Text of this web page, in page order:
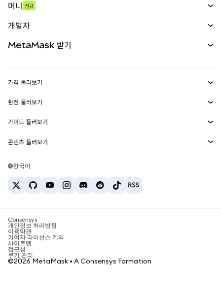
무기한 선물
실물자산
머니 신규
개발자
MetaMask Connect
Snaps
웹3 서비스
MetaMask 받기
보안
고객 지원
채용
가격 둘러보기
이더리움 가격
솔라나 가격
테더 가격
환전 둘러보기
ETH를 USD로 환전
USDT를 INR로 환전
BTC를 INR로 환전
ETH를 USDT로 환전
가이드 둘러보기
ETH 매수
USDT 매수
SHIB 매수
BNB 매수
콘텐츠 둘러보기
솔라나 지갑
암호화폐 세금 뉴스
암호화폐 매수 방법
비트코인 매도 방법
한국어
Consensys
개인정보 처리방침
이용약관
기여자 라이선스 계약
사이트맵
접근성
쿠키 관리
©2026 MetaMask • A Consensys Formation